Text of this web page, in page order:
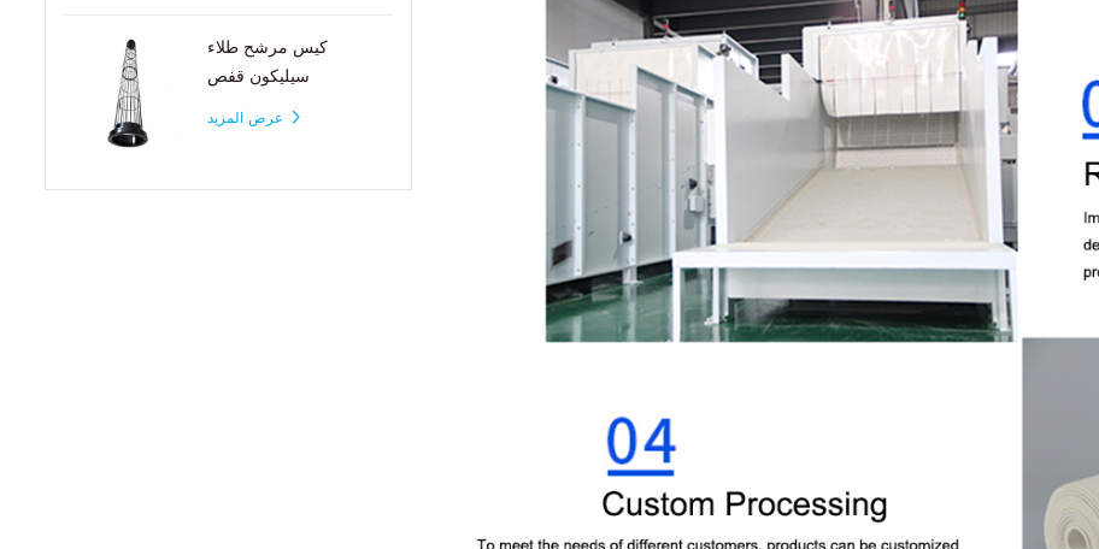
كيس مرشح طلاء
سيليكون قفص
عرض المزيد